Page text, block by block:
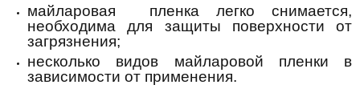
майларовая пленка легко снимается,
необходима для защиты поверхности от
загрязнения;
несколько видов майларовой пленки в
зависимости от применения.